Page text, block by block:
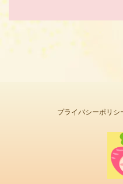
プライバシーポリ